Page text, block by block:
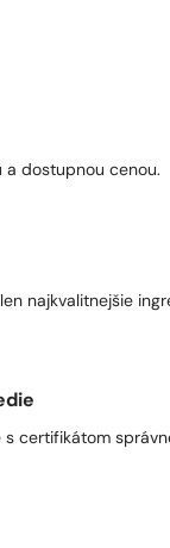
a dostupnou cenou.
najkvalitnejšie
certifikátom